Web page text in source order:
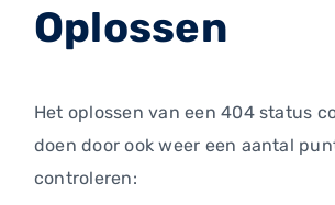
Oplossen
Het oplossen van een 404 status
doen door ook weer een aantal
controleren: